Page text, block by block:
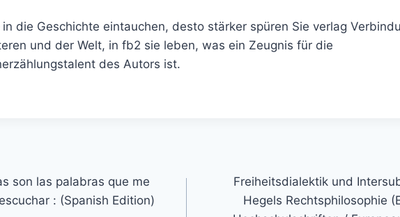
die Geschichte eintauchen, desto stärker spüren Sie verlag
und der Welt, in fb2 sie leben, was ein Zeugnis für die
des Autors ist.
son las palabras que me
: (Spanish Edition)
Freiheitsdialektik und
Hegels Rechtsphilosophie